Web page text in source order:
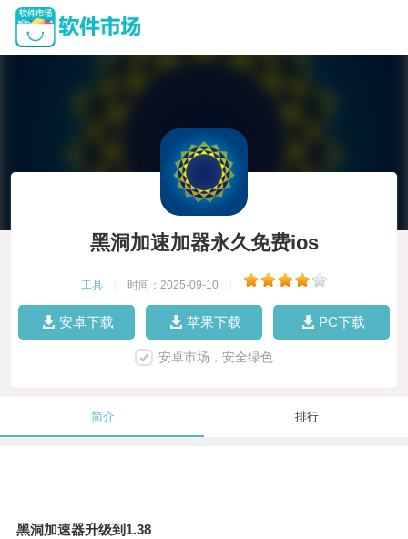
黑洞加速加器永久免费ios
工具 时间：2025-09-10
安卓下载 苹果下载 PC下载
安卓市场，安全绿色
简介 排行
黑洞加速器升级到1.38